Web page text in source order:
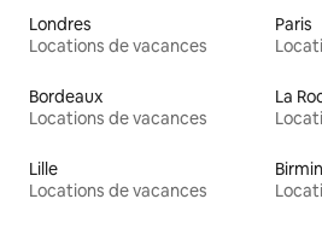
Londres
Locations de vacances
Paris
Bordeaux
Locations de vacances
La
Lille
Locations de vacances